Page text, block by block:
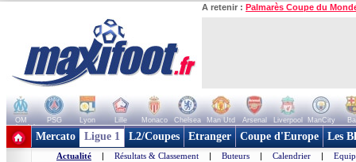
A retenir : Palmarès Coupe du
OM PSG Lyon Lille Monaco Chelsea Man Utd Arsenal Liverpool ManCity
+ de clubs
Mercato Ligue 1 L2/Coupes Etranger Coupe d'Europe Les
Actualité | Résultats & Classement | Buteurs | Calendrier |